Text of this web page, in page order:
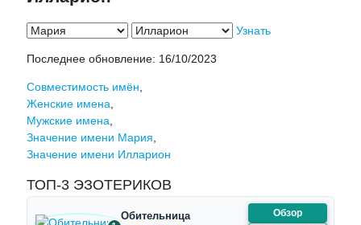
Узнать
Последнее обновление: 16/10/2023
Совместимость имён
Женские имена
Мужские имена
Значение имени Мария
Значение имени Илларион
ТОП-3 ЭЗОТЕРИКОВ
Обительница
Обзор